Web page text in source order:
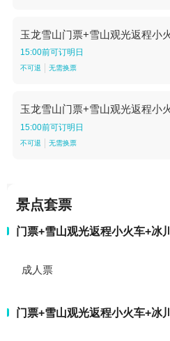
玉龙雪山门票+雪山观光返程小
15:00前可订明日
不可退 无需换票
玉龙雪山门票+雪山观光返程小
15:00前可订明日
不可退 无需换票
景点套票
门票+雪山观光返程小火车+冰
成人票
门票+雪山观光返程小火车+冰